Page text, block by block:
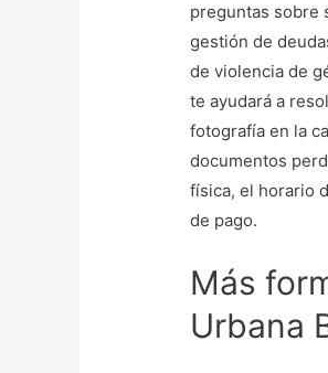
preguntas sobre
gestión de
de violencia de
te ayudará a
fotografía en la
documentos
física, el horario
de pago.
Más
Urbana